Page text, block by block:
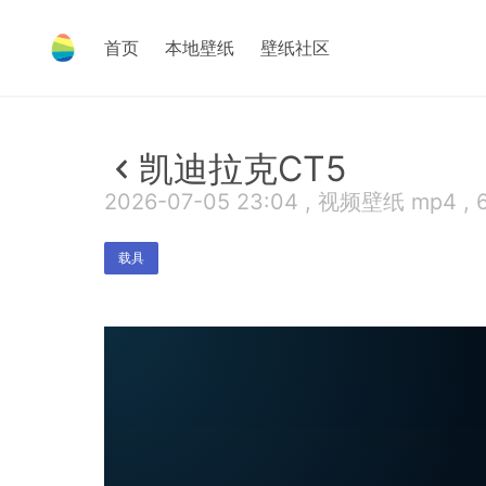
首页 本地壁纸 壁纸社区
凯迪拉克CT5
2026-07-05 23:04 , 视频壁纸 mp4 ,
载具